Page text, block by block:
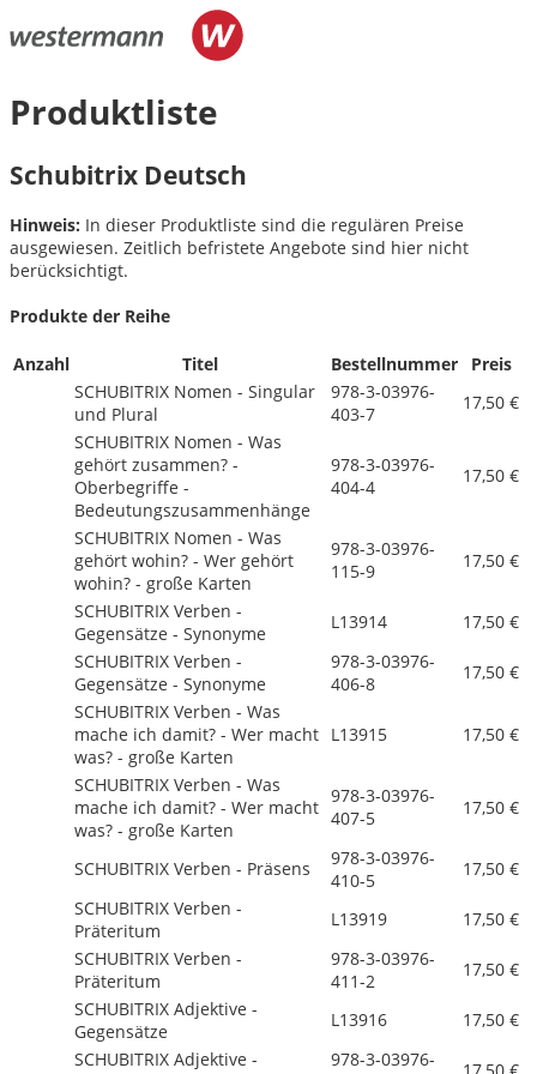
Produktliste
Schubitrix Deutsch
Hinweis: In dieser Produktliste sind die regulären Preise
ausgewiesen. Zeitlich befristete Angebote sind hier nicht
berücksichtigt.
Produkte der Reihe
Anzahl Titel Bestellnummer
Preis
SCHUBITRIX Nomen - Singular
und Plural
978-3-03976-
403-7
17,50 €
SCHUBITRIX Nomen - Was
gehört zusammen? -
Oberbegriffe -
Bedeutungszusammenhänge
978-3-03976-
404-4
17,50 €
SCHUBITRIX Nomen - Was
gehört wohin? - Wer gehört
wohin? - große Karten
978-3-03976-
115-9
17,50 €
SCHUBITRIX Verben -
Gegensätze - Synonyme
L13914
17,50 €
SCHUBITRIX Verben -
Gegensätze - Synonyme
978-3-03976-
406-8
17,50 €
SCHUBITRIX Verben - Was
mache ich damit? - Wer macht
was? - große Karten
L13915 17,50 €
SCHUBITRIX Verben - Was
mache ich damit? - Wer macht
was? - große Karten
978-3-03976-
407-5
17,50 €
SCHUBITRIX Verben - Präsens
978-3-03976-
410-5
17,50 €
SCHUBITRIX Verben -
Präteritum
L13919
17,50 €
SCHUBITRIX Verben -
Präteritum
978-3-03976-
411-2
17,50 €
SCHUBITRIX Adjektive -
Gegensätze
L13916
17,50 €
SCHUBITRIX Adjektive -
978-3-03976-